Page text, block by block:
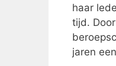
haar
tijd.
jaren